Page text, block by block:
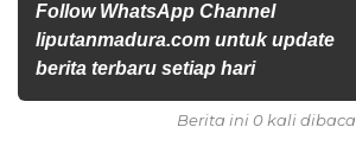
Follow WhatsApp Channel
liputanmadura.com untuk update
berita terbaru setiap hari
Berita ini 0 kali dibaca